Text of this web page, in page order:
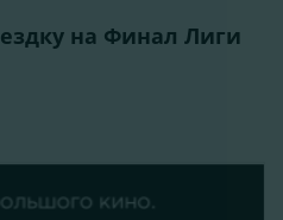
на Финал Лиги